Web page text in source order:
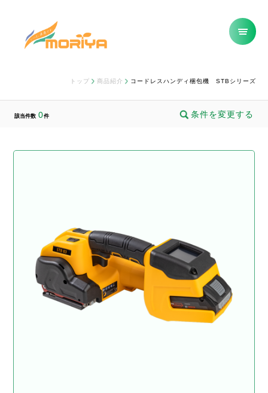
トップ 商品紹介 コードレスハンディ梱包機 STBシリーズ
該当件数 0件 条件を変更する